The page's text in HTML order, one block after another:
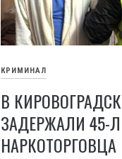
КРИМИНАЛ
В
ЗАДЕРЖАЛИ 45-
НАРКОТОРГОВЦА